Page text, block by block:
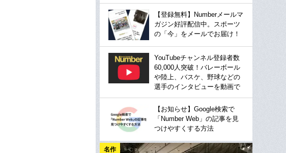
【登録無料】Numberメールマ
ガジン好評配信中。スポーツ
の「今」をメールでお届け！
YouTubeチャンネル登録者数
60,000人突破！バレーボール
や陸上、バスケ、野球などの
選手のインタビューを動画で
【お知らせ】Google検索で
「Number Web」の記事を見
つけやすくする方法
名作